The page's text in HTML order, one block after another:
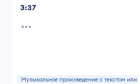
3:37
Музыкальное произведение с текстом или